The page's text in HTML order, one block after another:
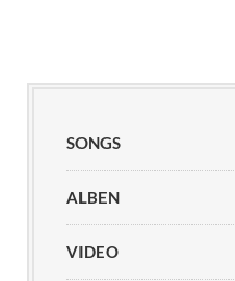
SONGS
ALBEN
VIDEO